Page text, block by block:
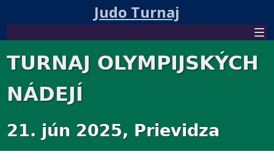
Judo Turnaj
TURNAJ OLYMPIJSKÝCH
NÁDEJÍ
21. jún 2025, Prievidza